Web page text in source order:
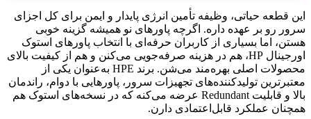
این قطعه حیاتی، وظیفه تأمین انرژی پایدار و ایمن برای کل اجزای
سرور رو بر عهده داره. اگرچه پاورهای نو همیشه گزینه خوبی
هستن، اما بسیاری از کاربران حرفه‌ای با انتخاب پاورهای استوک
اورجینال HP، هم در هزینه صرفه‌جویی می‌کنن و هم از کیفیت بالای
محصولات اصلی بهره‌مند می‌شن. برند HPE به‌عنوان یکی از
معتبرترین تولیدکننده‌های تجهیزات سرور، پاورهایی با دوام، راندمان
بالا و قابلیت Redundant عرضه می‌کنه که در نسخه‌های استوک هم
همچنان عملکرد قابل‌اعتمادی دارن.